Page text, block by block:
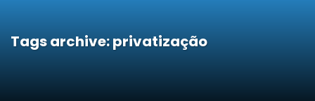
Tags archive: privatização